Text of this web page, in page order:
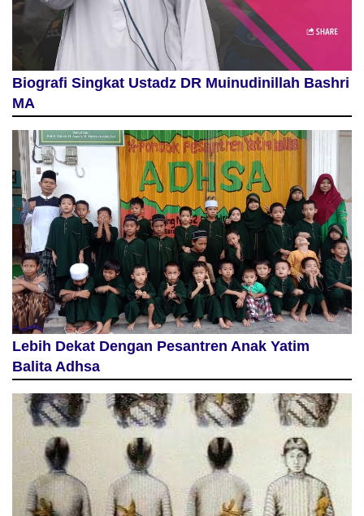
Biografi Singkat Ustadz DR Muinudinillah Bashri
MA
Lebih Dekat Dengan Pesantren Anak Yatim
Balita Adhsa